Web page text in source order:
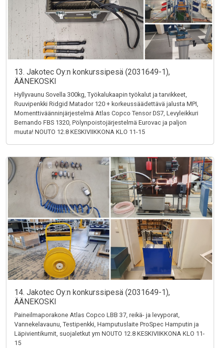
13. Jakotec Oy:n konkurssipesä (2031649-1),
ÄÄNEKOSKI
Hyllyvaunu Sovella 300kg, Työkalukaapin työkalut ja tarvikkeet,
Ruuvipenkki Ridgid Matador 120 + korkeussäädettävä jalusta MPI,
Momenttiväänninjärjestelmä Atlas Copco Tensor DS7, Levyleikkuri
Bernando FBS 1320, Pölynpoistojärjestelmä Eurovac ja paljon
muuta! NOUTO 12.8 KESKIVIIKKONA KLO 11-15
14. Jakotec Oy:n konkurssipesä (2031649-1),
ÄÄNEKOSKI
Paineilmaporakone Atlas Copco LBB 37, reikä- ja levyporat,
Vannekelavaunu, Testipenkki, Hamputuslaite ProSpec Hamputin ja
Läpivientikumit, suojaletkut ym NOUTO 12.8 KESKIVIIKKONA KLO 11-
15